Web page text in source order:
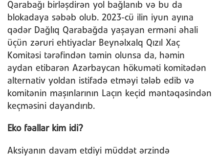
Qarabağı birləşdirən yol bağlanıb və bu da
blokadaya səbəb olub. 2023-cü ilin iyun ayına
qədər Dağlıq Qarabağda yaşayan erməni əhali
üçün zəruri ehtiyaclar Beynəlxalq Qızıl Xaç
Komitəsi tərəfindən təmin olunsa da, həmin
aydan etibarən Azərbaycan hökuməti komitədən
alternativ yoldan istifadə etməyi tələb edib və
komitənin maşınlarının Laçın keçid məntəqəsindən
keçməsini dayandırıb.
Eko fəallar kim idi?
Aksiyanın davam etdiyi müddət ərzində